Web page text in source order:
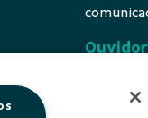
0800
De